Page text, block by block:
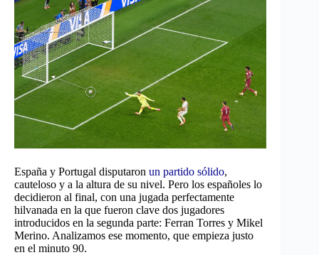
España y Portugal disputaron un partido sólido,
cauteloso y a la altura de su nivel. Pero los españoles lo
decidieron al final, con una jugada perfectamente
hilvanada en la que fueron clave dos jugadores
introducidos en la segunda parte: Ferran Torres y Mikel
Merino. Analizamos ese momento, que empieza justo
en el minuto 90.